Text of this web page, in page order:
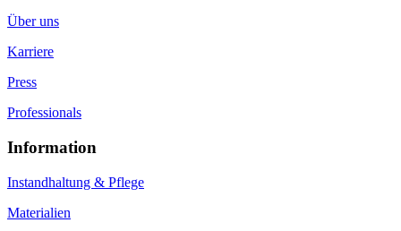
Über uns
Karriere
Press
Professionals
Information
Instandhaltung & Pflege
Materialien